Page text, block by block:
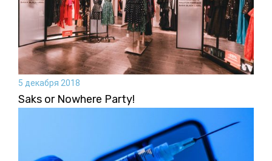
5 декабря 2018
Saks or Nowhere Party!